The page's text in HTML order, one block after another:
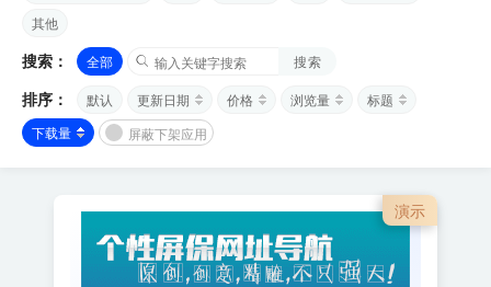
其他
搜索： 全部 搜索
排序： 默认 更新日期 价格 浏览量
标题
下载量
屏蔽下架应用
演示